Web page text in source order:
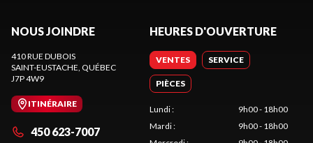
NOUS JOINDRE
410 RUE DUBOIS
SAINT-EUSTACHE, QUÉBEC
J7P 4W9
ITINÉRAIRE
450 623-7007
HEURES D'OUVERTURE
VENTES SERVICE
PIÈCES
Lundi:
9h00 - 18h00
Mardi:
9h00 - 18h00